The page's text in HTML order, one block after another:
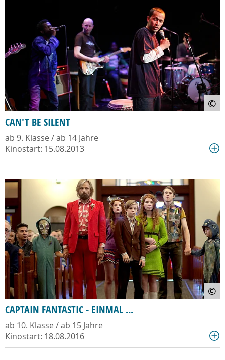
©
CAN'T BE SILENT
ab 9. Klasse / ab 14 Jahre
Kinostart: 15.08.2013
©
CAPTAIN FANTASTIC - EINMAL ...
ab 10. Klasse / ab 15 Jahre
Kinostart: 18.08.2016